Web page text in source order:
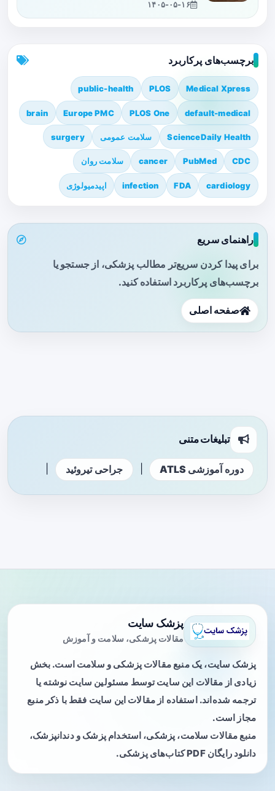
۱۴۰۵-۰۵-۱۶
برچسب‌های پرکاربرد
Medical Xpress
PLOS
public-health
default-medical
PLOS One
Europe PMC
brain
ScienceDaily Health سلامت عمومی surgery
CDC
PubMed
cancer سلامت روان
cardiology
FDA
infection اپیدمیولوژی
راهنمای سریع
برای پیدا کردن سریع‌تر مطالب پزشکی، از جستجو یا
برچسب‌های پرکاربرد استفاده کنید.
صفحه اصلی
تبلیغات متنی
دوره آموزشی ATLS جراحی تیروئید
پزشک سایت
مقالات پزشکی، سلامت و آموزش
پزشک سایت، یک منبع مقالات پزشکی و سلامت است. بخش
زیادی از مقالات این سایت توسط مسئولین سایت نوشته یا
ترجمه شده‌اند. استفاده از مقالات این سایت فقط با ذکر منبع
مجاز است.
منبع مقالات سلامت، پزشکی، استخدام پزشک و دندانپزشک،
دانلود رایگان PDF کتاب‌های پزشکی.